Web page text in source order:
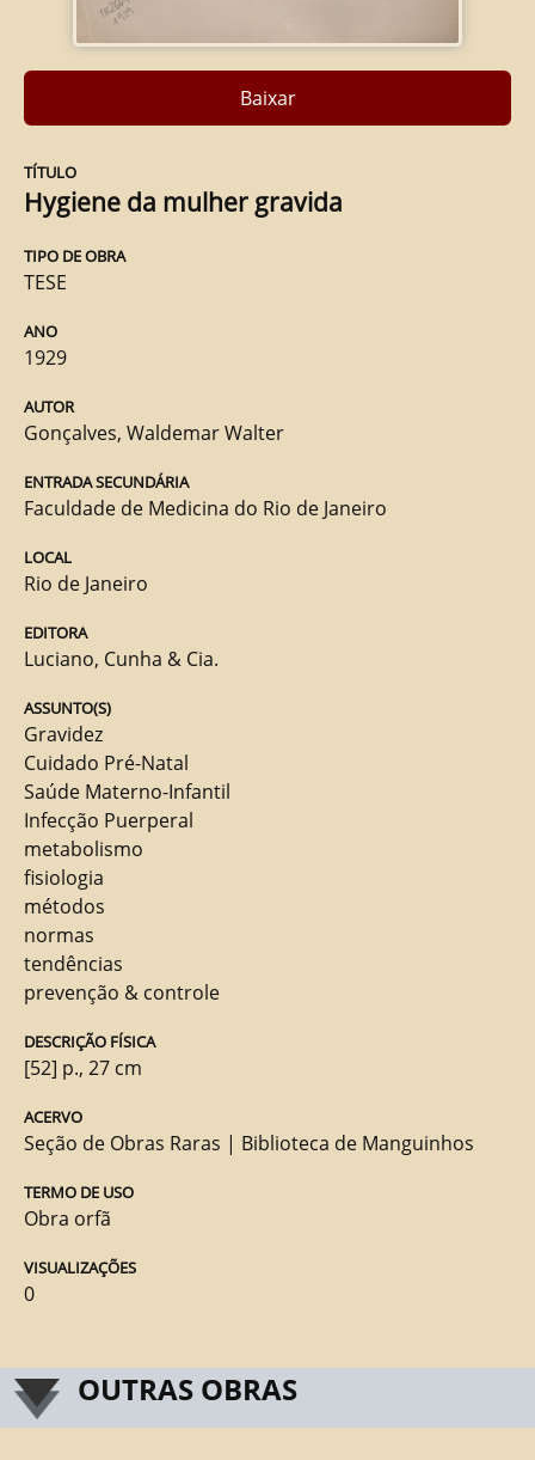
Baixar
TÍTULO
Hygiene da mulher gravida
TIPO DE OBRA
TESE
ANO
1929
AUTOR
Gonçalves, Waldemar Walter
ENTRADA SECUNDÁRIA
Faculdade de Medicina do Rio de Janeiro
LOCAL
Rio de Janeiro
EDITORA
Luciano, Cunha & Cia.
ASSUNTO(S)
Gravidez
Cuidado Pré-Natal
Saúde Materno-Infantil
Infecção Puerperal
metabolismo
fisiologia
métodos
normas
tendências
prevenção & controle
DESCRIÇÃO FÍSICA
[52] p., 27 cm
ACERVO
Seção de Obras Raras | Biblioteca de Manguinhos
TERMO DE USO
Obra orfã
VISUALIZAÇÕES
0
OUTRAS OBRAS